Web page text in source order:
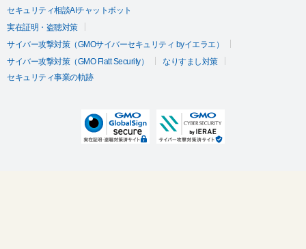
セキュリティ相談AIチャットボット
実在証明・盗聴対策
サイバー攻撃対策（GMOサイバーセキュリティ byイエラエ）
サイバー攻撃対策（GMO Flatt Security）
なりすまし対策
セキュリティ事業の軌跡